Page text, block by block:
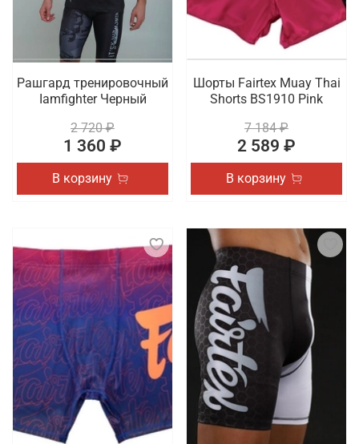
Рашгард тренировочный
Iamfighter Черный
2 720 ₽
1 360 ₽
В корзину
Шорты Fairtex Muay Thai
Shorts BS1910 Pink
7 184 ₽
2 589 ₽
В корзину